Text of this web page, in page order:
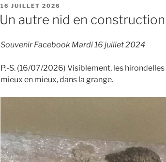
PUBLIÉ
LE
16 JUILLET 2026
Un autre nid en construction
Souvenir Facebook Mardi 16 juillet 2024
P.-S. (16/07/2026) Visiblement, les
mieux en mieux, dans la grange.